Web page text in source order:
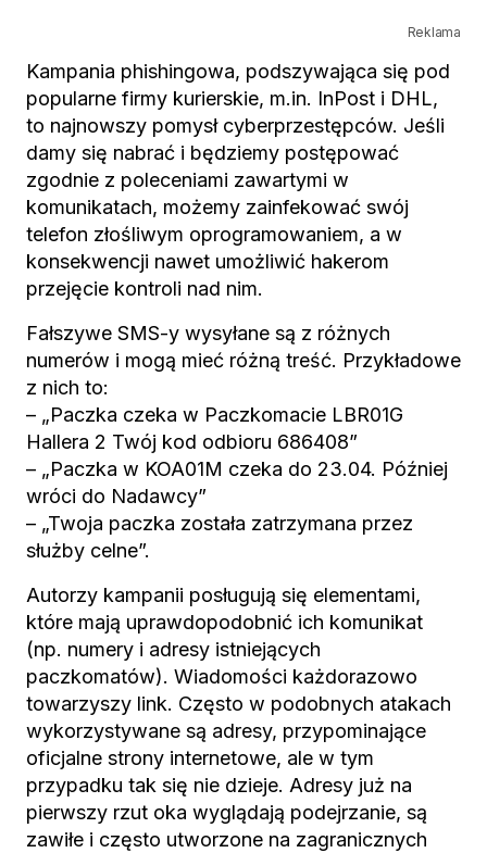
Reklama
Kampania phishingowa, podszywająca się pod
popularne firmy kurierskie, m.in. InPost i DHL,
to najnowszy pomysł cyberprzestępców. Jeśli
damy się nabrać i będziemy postępować
zgodnie z poleceniami zawartymi w
komunikatach, możemy zainfekować swój
telefon złośliwym oprogramowaniem, a w
konsekwencji nawet umożliwić hakerom
przejęcie kontroli nad nim.
Fałszywe SMS-y wysyłane są z różnych
numerów i mogą mieć różną treść. Przykładowe
z nich to:
– „Paczka czeka w Paczkomacie LBR01G
Hallera 2 Twój kod odbioru 686408”
– „Paczka w KOA01M czeka do 23.04. Później
wróci do Nadawcy”
– „Twoja paczka została zatrzymana przez
służby celne”.
Autorzy kampanii posługują się elementami,
które mają uprawdopodobnić ich komunikat
(np. numery i adresy istniejących
paczkomatów). Wiadomości każdorazowo
towarzyszy link. Często w podobnych atakach
wykorzystywane są adresy, przypominające
oficjalne strony internetowe, ale w tym
przypadku tak się nie dzieje. Adresy już na
pierwszy rzut oka wyglądają podejrzanie, są
zawiłe i często utworzone na zagranicznych